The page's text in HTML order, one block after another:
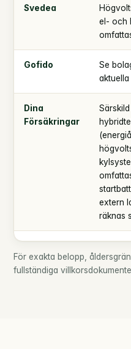
Svedea
el- och
Gofido
Se
Dina
Försäkringar
extern
räknas
För exakta belopp,
fullständiga